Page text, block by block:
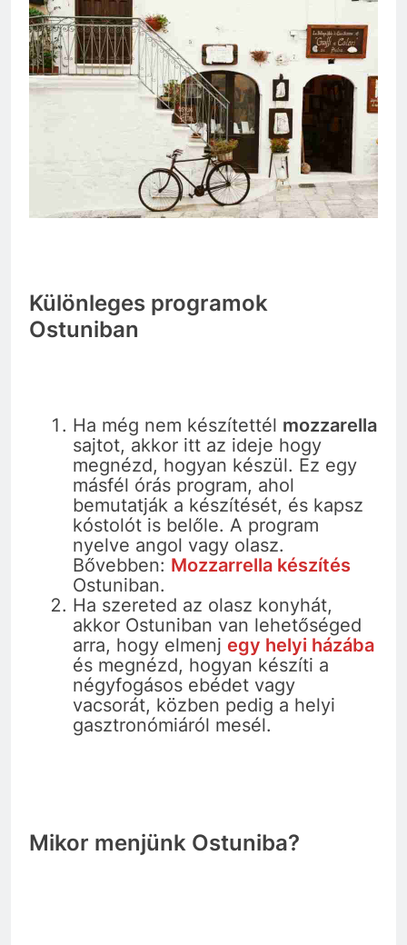
Különleges programok
Ostuniban
Ha még nem készítettél mozzarella
sajtot, akkor itt az ideje hogy
megnézd, hogyan készül. Ez egy
másfél órás program, ahol
bemutatják a készítését, és kapsz
kóstolót is belőle. A program
nyelve angol vagy olasz.
Bővebben: Mozzarrella készítés
Ostuniban.
Ha szereted az olasz konyhát,
akkor Ostuniban van lehetőséged
arra, hogy elmenj egy helyi házába
és megnézd, hogyan készíti a
négyfogásos ebédet vagy
vacsorát, közben pedig a helyi
gasztronómiáról mesél.
Mikor menjünk Ostuniba?